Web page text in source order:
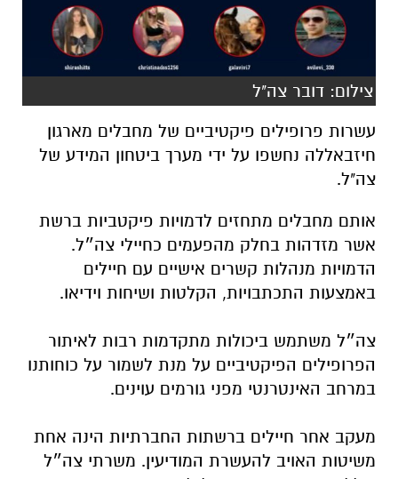
צילום: דובר צה"ל
עשרות פרופילים פיקטיביים של מחבלים מארגון
חיזבאללה נחשפו על ידי מערך ביטחון המידע של
צה"ל.
אותם מחבלים מתחזים לדמויות פיקטביות ברשת
אשר מזדהות בחלק מהפעמים כחיילי צה״ל.
הדמויות מנהלות קשרים אישיים עם חיילים
באמצעות התכתבויות, הקלטות ושיחות וידיאו.
צה״ל משתמש ביכולות מתקדמות רבות לאיתור
הפרופילים הפיקטיביים על מנת לשמור על כוחותנו
במרחב האינטרנטי מפני גורמים עוינים.
מעקב אחר חיילים ברשתות החברתיות הינה אחת
משיטות האויב להעשרת המודיעין. משרתי צה״ל